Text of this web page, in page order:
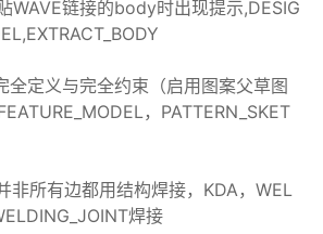
WAVE链接的body时出现提示,DESIG
定义与完全约束（启用图案父草图
，PATTERN_SKET
所有边都用结构焊接，KDA，WEL
焊接